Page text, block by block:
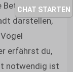
CHAT STARTEN
Betrachter
darstellen,
erfährst du,
notwendig ist